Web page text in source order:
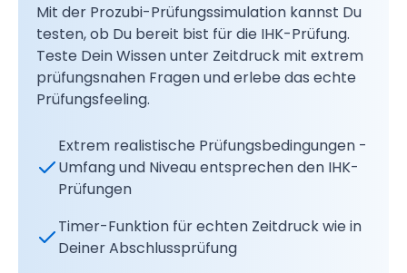
Mit der Prozubi-Prüfungssimulation kannst Du
testen, ob Du bereit bist für die IHK-Prüfung.
Teste Dein Wissen unter Zeitdruck mit extrem
prüfungsnahen Fragen und erlebe das echte
Prüfungsfeeling.
Extrem realistische Prüfungsbedingungen -
Umfang und Niveau entsprechen den IHK-
Prüfungen
Timer-Funktion für echten Zeitdruck wie in
Deiner Abschlussprüfung